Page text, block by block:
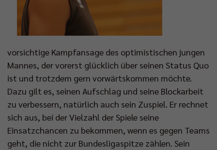
vorsichtige Kampfansage des optimistischen jungen
Mannes, der vorerst glücklich über seinen Status Quo
ist und trotzdem gern vorwärtskommen möchte.
Dazu gilt es, seinen Aufschlag und seine Blockarbeit
zu verbessern, natürlich auch sein Zuspiel. Er rechnet
sich aus, bei der Vielzahl der Spiele seine
Einsatzchancen zu bekommen, wenn es gegen Teams
geht, die nicht zur Bundesligaspitze zählen. Sein